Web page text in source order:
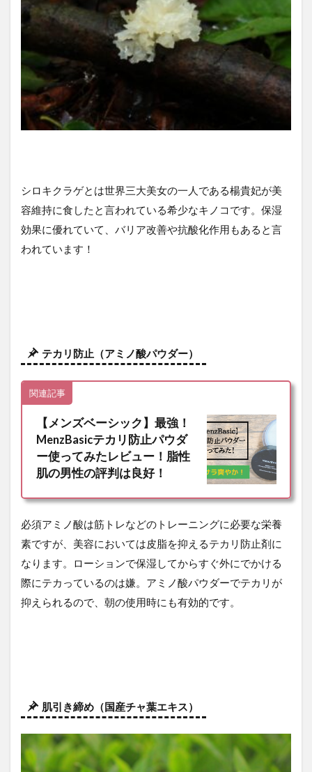
シロキクラゲとは世界三大美女の一人である楊貴妃が美
容維持に食したと言われている希少なキノコです。保湿
効果に優れていて、バリア改善や抗酸化作用もあると言
われています！
テカリ防止（アミノ酸パウダー）
関連記事
【メンズベーシック】最強！
MenzBasicテカリ防止パウダ
ー使ってみたレビュー！脂性
肌の男性の評判は良好！
必須アミノ酸は筋トレなどのトレーニングに必要な栄養
素ですが、美容においては皮脂を抑えるテカリ防止剤に
なります。ローションで保湿してからすぐ外にでかける
際にテカっているのは嫌。アミノ酸パウダーでテカリが
抑えられるので、朝の使用時にも有効的です。
肌引き締め（国産チャ葉エキス）